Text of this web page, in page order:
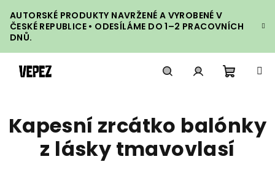
na
obsah
AUTORSKÉ PRODUKTY NAVRŽENÉ A VYROBENÉ V
ČESKÉ REPUBLICE • ODESÍLÁME DO 1–2 PRACOVNÍCH
DNŮ.
košík
Kapesní zrcátko balónky
z lásky tmavovlasí